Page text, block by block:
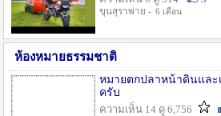
ขุนสุราพ่าย - 6 เดือน
ห้องหมายธรรมชาติ
หมายตกปลาหน้าดินและ
ครับ
ความเห็น 14 ดู 6,756